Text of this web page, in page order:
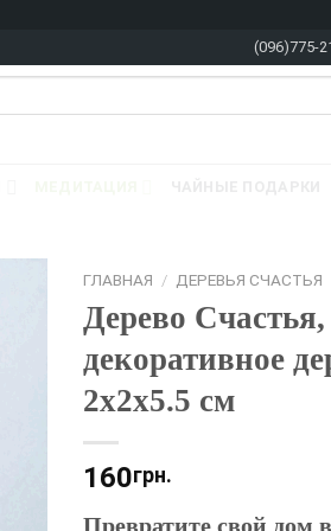
(096)775-
ГЛАВНАЯ / ДЕРЕВЬЯ СЧАСТЬЯ
Дерево
декоративное
2х2х5.5 см
160грн.
Превратите свой дом